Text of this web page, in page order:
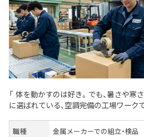
「 体を動かすのは好き。でも、暑さや寒
に選ばれている、空調完備の工場ワーク
職種 金属メーカーでの組立・検品